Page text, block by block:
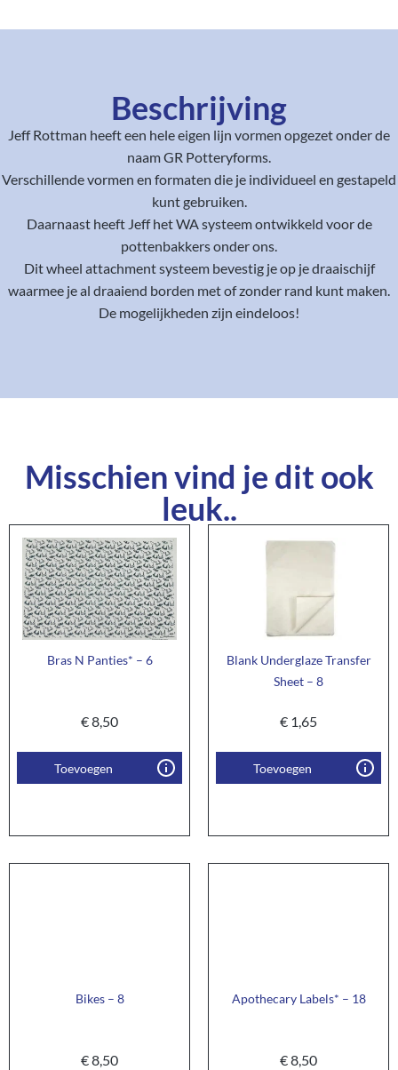
Beschrijving
Jeff Rottman heeft een hele eigen lijn vormen opgezet onder de
naam GR Potteryforms.
Verschillende vormen en formaten die je individueel en gestapeld
kunt gebruiken.
Daarnaast heeft Jeff het WA systeem ontwikkeld voor de
pottenbakkers onder ons.
Dit wheel attachment systeem bevestig je op je draaischijf
waarmee je al draaiend borden met of zonder rand kunt maken.
De mogelijkheden zijn eindeloos!
Misschien vind je dit ook
leuk..
Bras N Panties* – 6
€8,50
Toevoegen
Blank Underglaze Transfer
Sheet – 8
€ 1,65
Toevoegen
Bikes – 8
€8,50
Apothecary Labels* – 18
€8,50